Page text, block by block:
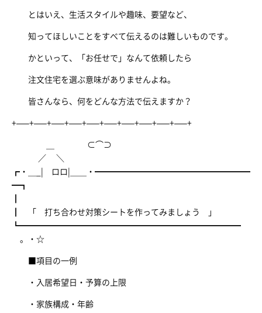
とはいえ、生活スタイルや趣味、要望など、
知ってほしいことをすべて伝えるのは難しいものです。
かといって、「お任せで」なんて依頼したら
注文住宅を選ぶ意味がありませんよね。
皆さんなら、何をどんな方法で伝えますか？
+—–+—–+—–+—–+—–+—–+—–+—–+—–+—–+
＿ ⊂⌒⊃
／ ＼
┏・＿_| ロロ|＿＿・━━━━━━━━━━━━━━━━━━━
━┓
┃ 「 打ち合わせ対策シートを作ってみましょう 」
┗━━━━━━━━━━━━━━━━━━━━━━━━━━━
。・☆
■項目の一例
・入居希望日・予算の上限
・家族構成・年齢